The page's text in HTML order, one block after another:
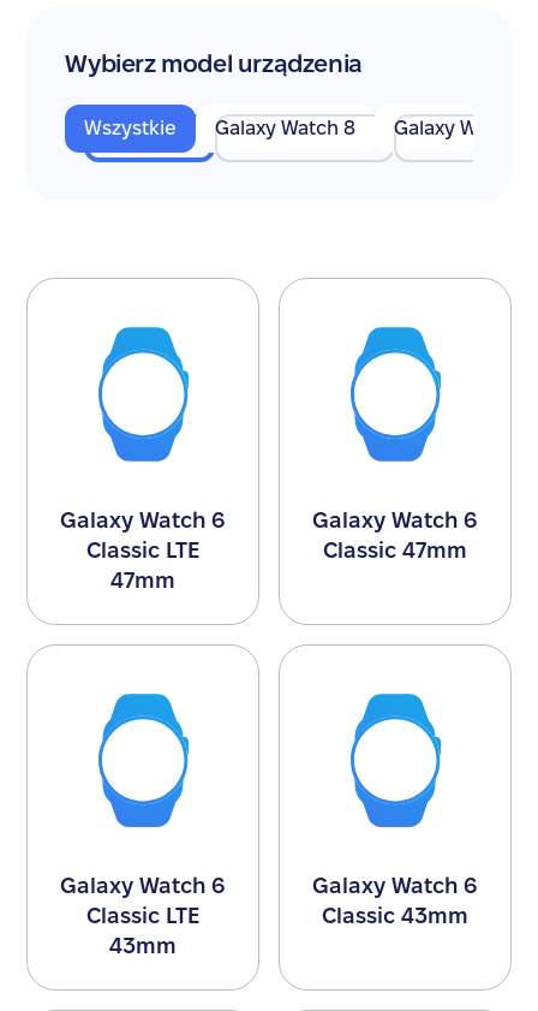
Wybierz model urządzenia
Wszystkie Galaxy Watch 8 Galaxy Watch 7
Galaxy Watch 6
Classic LTE
47mm
Galaxy Watch 6
Classic 47mm
Galaxy Watch 6
Classic LTE
43mm
Galaxy Watch 6
Classic 43mm